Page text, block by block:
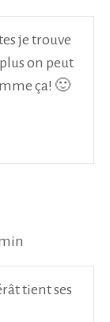
je trouve
on peut
ça! 🙂
tient ses